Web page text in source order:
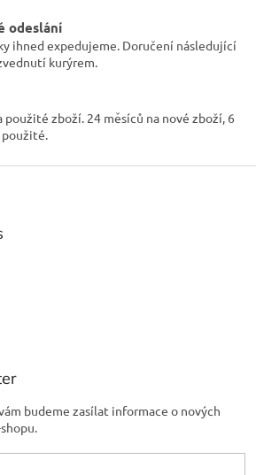
ý
p
i
odeslání
ihned expedujeme. Doručení následující
kurýrem.
použité zboží. 24 měsíců na nové zboží, 6
použité.
budeme zasílat informace o nových